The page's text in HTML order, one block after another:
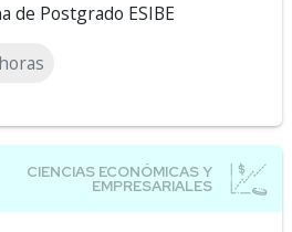
de Postgrado ESIBE